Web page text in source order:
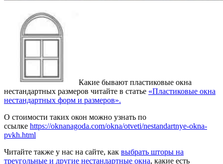
Какие бывают пластиковые окна
нестандартных размеров читайте в статье «Пластиковые окна
нестандартных форм и размеров».
О стоимости таких окон можно узнать по
ссылке https://oknanagoda.com/okna/otveti/nestandartnye-okna-
pvkh.html
Читайте также у нас на сайте, как выбрать шторы на
треугольные и другие нестандартные окна, какие есть